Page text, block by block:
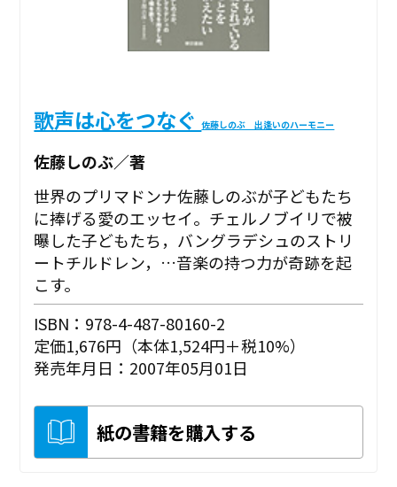
歌声は心をつなぐ佐藤しのぶ 出逢いのハーモニー
佐藤しのぶ／著
世界のプリマドンナ佐藤しのぶが子どもたち
に捧げる愛のエッセイ。チェルノブイリで被
曝した子どもたち，バングラデシュのストリ
ートチルドレン，…音楽の持つ力が奇跡を起
こす。
ISBN：978-4-487-80160-2
定価1,676円（本体1,524円＋税10%）
発売年月日：2007年05月01日
紙の書籍を購入する